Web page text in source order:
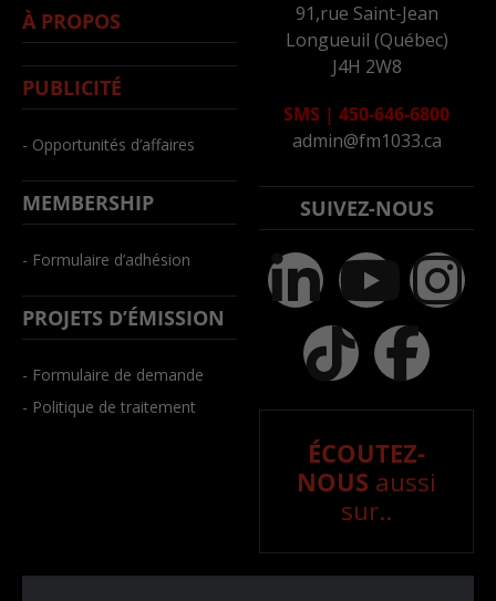
À PROPOS
PUBLICITÉ
- Opportunités d’affaires
MEMBERSHIP
- Formulaire d’adhésion
PROJETS D’ÉMISSION
- Formulaire de demande
- Politique de traitement
91,rue Saint-Jean
Longueuil (Québec)
J4H 2W8
SMS | 450-646-6800
admin@fm1033.ca
SUIVEZ-NOUS
ÉCOUTEZ-
NOUS aussi
sur..